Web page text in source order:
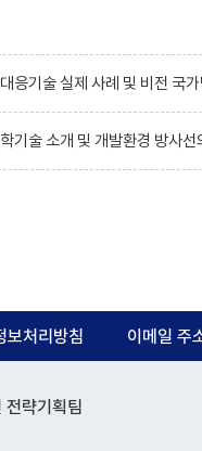
응기술 실제 사례 및 비전 국
기술 소개 및 개발환경 방사선
보처리방침 이메일 주
략기획팀